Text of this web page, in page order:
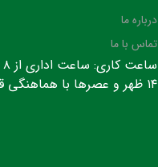
درباره ما
تماس با ما
۱۴ ظهر و عصرها با هماهنگی قبلی